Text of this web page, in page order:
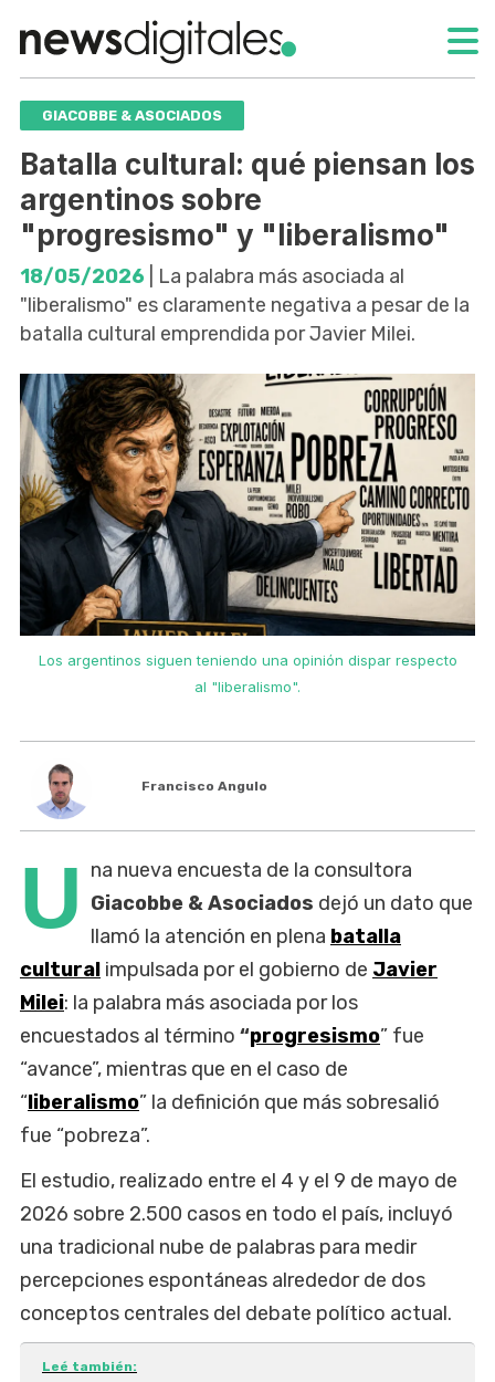
GIACOBBE & ASOCIADOS
Batalla cultural: qué piensan los
argentinos sobre
"progresismo" y "liberalismo"
18/05/2026 | La palabra más asociada al
"liberalismo" es claramente negativa a pesar de la
batalla cultural emprendida por Javier Milei.
Los argentinos siguen teniendo una opinión dispar respecto
al "liberalismo".
Francisco Angulo
U na nueva encuesta de la consultora
Giacobbe & Asociados dejó un dato que
llamó la atención en plena batalla
cultural impulsada por el gobierno de Javier
Milei: la palabra más asociada por los
encuestados al término “progresismo” fue
“avance”, mientras que en el caso de
“liberalismo” la definición que más sobresalió
fue “pobreza”.
El estudio, realizado entre el 4 y el 9 de mayo de
2026 sobre 2.500 casos en todo el país, incluyó
una tradicional nube de palabras para medir
percepciones espontáneas alrededor de dos
conceptos centrales del debate político actual.
Leé también: